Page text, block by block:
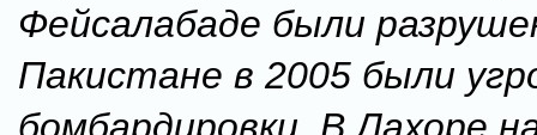
Фейсалабаде были
Пакистане в 2005 были